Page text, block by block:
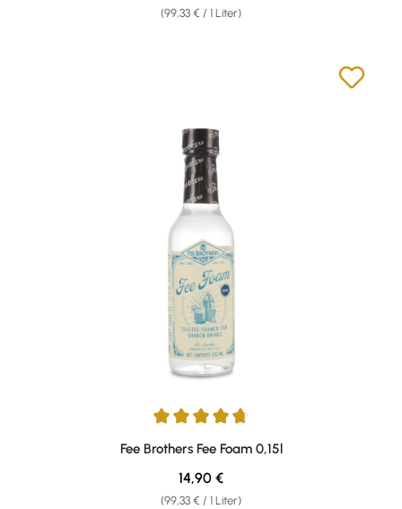
(99,33 € / 1 Liter)
Durchschnittliche Bewertung von 4.71 von 5 Sternen
Fee Brothers Fee Foam 0,15l
(99,33 € / 1 Liter)
Regulärer Preis:
14,90 €